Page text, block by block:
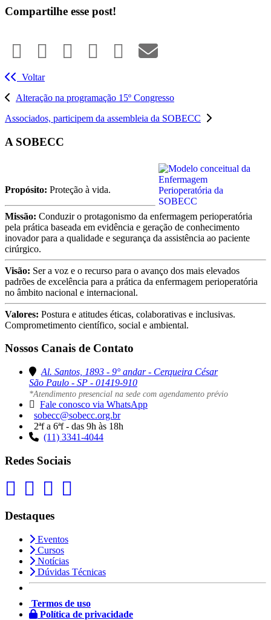
Compartilhe esse post!
Voltar
Alteração na programação 15º Congresso
Associados, participem da assembleia da SOBECC
A SOBECC
Propósito: Proteção à vida.
Missão: Conduzir o protagonismo da enfermagem perioperatória
pela prática baseada em evidência e geração de conhecimento
inovador para a qualidade e segurança da assistência ao paciente
cirúrgico.
Visão: Ser a voz e o recurso para o avanço dos mais elevados
padrões de excelência para a prática da enfermagem perioperatória
no âmbito nacional e internacional.
Valores: Postura e atitudes éticas, colaborativas e inclusivas.
Comprometimento científico, social e ambiental.
Nossos Canais de Contato
Al. Santos, 1893 - 9° andar - Cerqueira César
São Paulo - SP - 01419-910
*Atendimento presencial na sede com agendamento prévio
Fale conosco via WhatsApp
sobecc@sobecc.org.br
2ªf a 6ªf - das 9h às 18h
(11) 3341-4044
Redes Sociais
Destaques
Eventos
Cursos
Notícias
Dúvidas Técnicas
Termos de uso
Política de privacidade